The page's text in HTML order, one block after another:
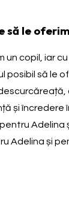
le
un copil,
să le
și
și